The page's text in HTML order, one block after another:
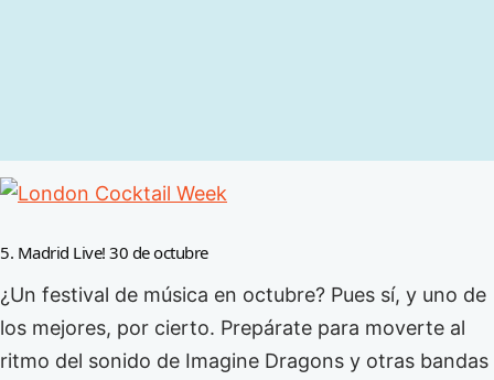
5. Madrid Live! 30 de octubre
¿Un festival de música en octubre? Pues sí, y uno de
los mejores, por cierto. Prepárate para moverte al
ritmo del sonido de Imagine Dragons y otras bandas